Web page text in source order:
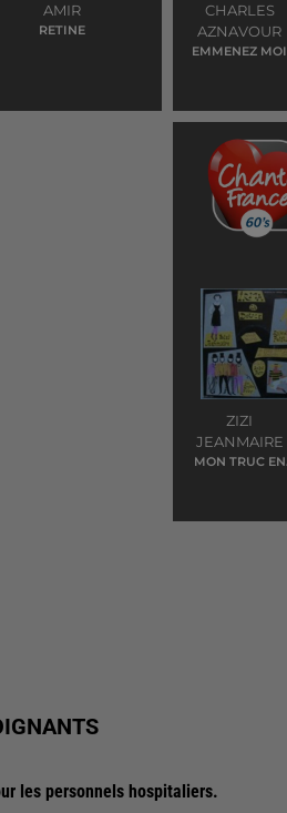
AMIR
RETINE
CHARLES
AZNAVOUR
EMMENEZ MOI
ZIZI
JEANMAIRE
MON TRUC EN
les personnels hospitaliers.